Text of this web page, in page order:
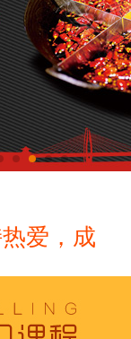
乐“粽
之名，
训——提
乐“粽